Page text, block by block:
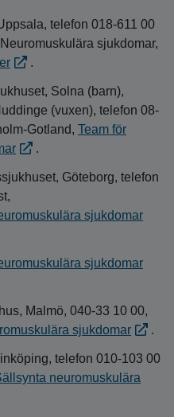
telefon 018-611 00
sjukdomar,
.
Solna (barn),
(vuxen), telefon 08-
Gotland, Team för
.
Göteborg, telefon
sjukdomar
sjukdomar
Malmö, 040-33 10 00,
sjukdomar .
telefon 010-103 00
neuromuskulära